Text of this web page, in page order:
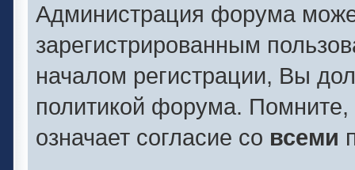
Администрация форума
зарегистрированным
началом регистрации, Вы
политикой форума.
означает согласие со всеми